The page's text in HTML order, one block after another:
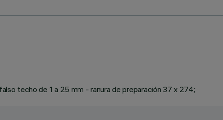
techo de 1 a 25 mm - ranura de preparación 37 x 274;